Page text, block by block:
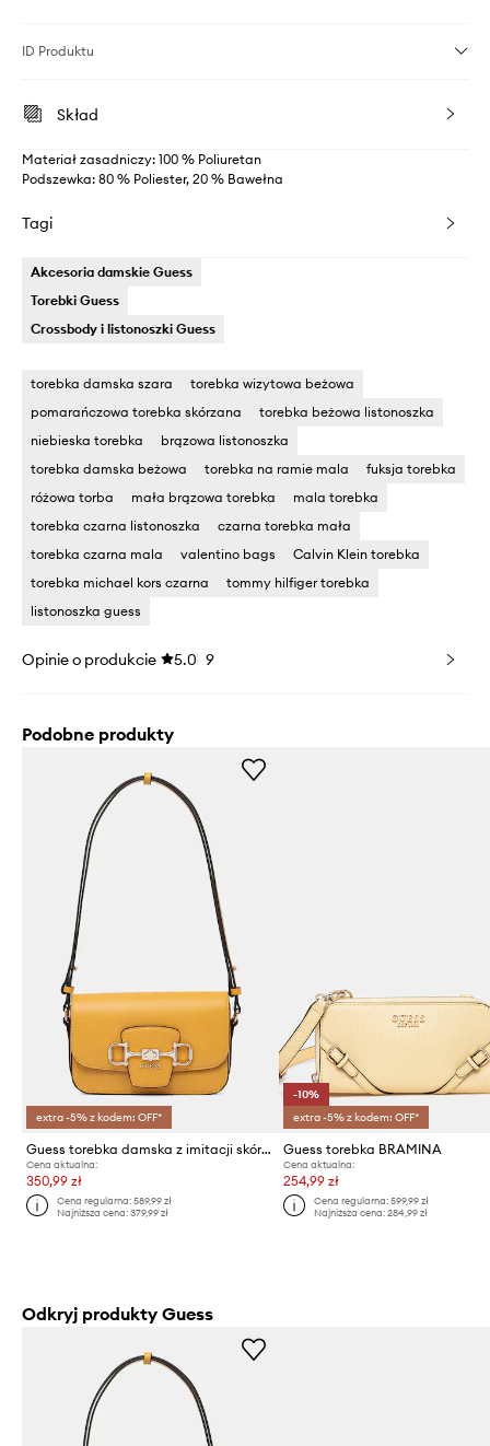
ID Produktu
Skład
Materiał zasadniczy: 100 % Poliuretan
Podszewka: 80 % Poliester, 20 % Bawełna
Tagi
Akcesoria damskie Guess
Torebki Guess
Crossbody i listonoszki Guess
torebka damska szara
torebka wizytowa beżowa
pomarańczowa torebka skórzana
torebka beżowa listonoszka
niebieska torebka
brązowa listonoszka
torebka damska beżowa
torebka na ramie mala
fuksja torebka
różowa torba
mała brązowa torebka
mala torebka
torebka czarna listonoszka
czarna torebka mała
torebka czarna mala
valentino bags
Calvin Klein torebka
torebka michael kors czarna
tommy hilfiger torebka
listonoszka guess
Opinie o produkcie 5.0 9
Podobne produkty
extra -5% z kodem: OFF*
Guess torebka damska z imitacji skóry JANIE
Cena aktualna:
350,99 zł
Cena regularna:589,99 zł
Najniższa cena:379,99 zł
-10%
extra -5% z kodem: OFF*
Guess torebka BRAMINA
Cena aktualna:
254,99 zł
Cena regularna: 599,99 zł
Najniższa cena: 284,99 zł
Odkryj produkty Guess